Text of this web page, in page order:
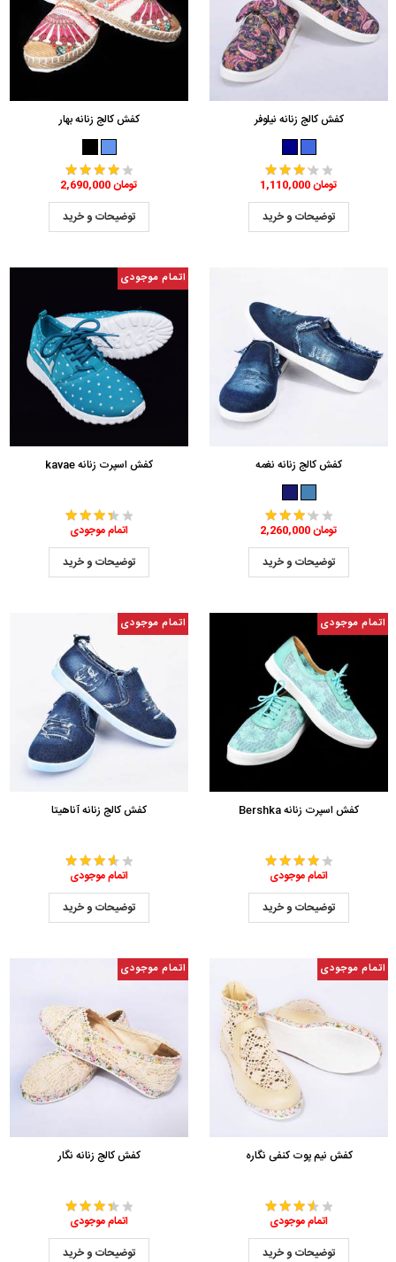
کفش کالج زنانه نیلوفر
1,110,000 تومان
توضیحات و خرید
کفش کالج زنانه بهار
2,690,000 تومان
توضیحات و خرید
کفش کالج زنانه نغمه
2,260,000 تومان
توضیحات و خرید
اتمام موجودی
کفش اسپرت زنانه kavae
اتمام موجودی
توضیحات و خرید
اتمام موجودی
کفش اسپرت زنانه Bershka
اتمام موجودی
توضیحات و خرید
اتمام موجودی
کفش کالج زنانه آناهیتا
اتمام موجودی
توضیحات و خرید
اتمام موجودی
کفش نیم پوت کنفی نگاره
اتمام موجودی
توضیحات و خرید
اتمام موجودی
کفش کالج زنانه نگار
اتمام موجودی
توضیحات و خرید